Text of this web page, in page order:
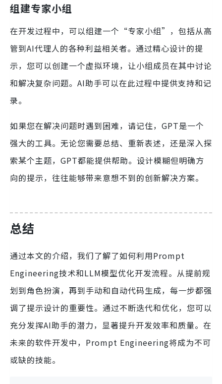
组建专家小组
在开发过程中，可以组建一个“专家小组”，包括从高
管到AI代理人的各种利益相关者。通过精心设计的提
示，您可以创建一个虚拟环境，让小组成员在其中讨论
和解决复杂问题。AI助手可以在此过程中提供支持和记
录。
如果您在解决问题时遇到困难，请记住，GPT是一个
强大的工具。无论您需要总结、重新表述，还是深入探
索某个主题，GPT都能提供帮助。设计模糊但明确方
向的提示，往往能够带来意想不到的创新解决方案。
总结
通过本文的介绍，我们了解了如何利用Prompt
Engineering技术和LLM模型优化开发流程。从提前规
划到角色扮演，再到手动和自动代码生成，每一步都强
调了提示设计的重要性。通过不断迭代和优化，您可以
充分发挥AI助手的潜力，显著提升开发效率和质量。在
未来的软件开发中，Prompt Engineering将成为不可
或缺的技能。